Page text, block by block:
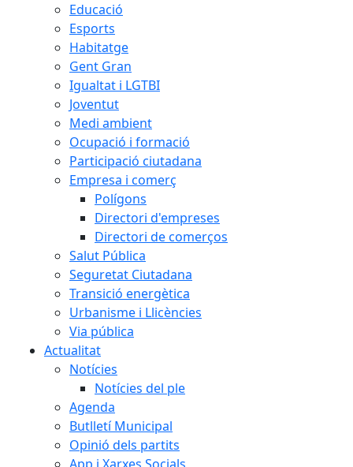
Educació
Esports
Habitatge
Gent Gran
Igualtat i LGTBI
Joventut
Medi ambient
Ocupació i formació
Participació ciutadana
Empresa i comerç
Polígons
Directori d'empreses
Directori de comerços
Salut Pública
Seguretat Ciutadana
Transició energètica
Urbanisme i Llicències
Via pública
Actualitat
Notícies
Notícies del ple
Agenda
Butlletí Municipal
Opinió dels partits